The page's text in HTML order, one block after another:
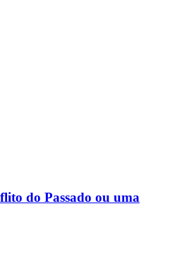
do Passado ou uma